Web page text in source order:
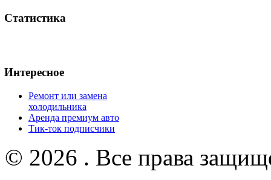
Статистика
Интересное
Ремонт или замена
холодильника
Аренда премиум авто
Тик-ток подписчики
© 2026 . Все права